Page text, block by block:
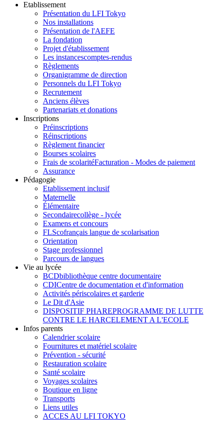
Etablissement
Présentation du LFI Tokyo
Nos installations
Présentation de l'AEFE
La fondation
Projet d'établissement
Les instancescomptes-rendus
Règlements
Organigramme de direction
Personnels du LFI Tokyo
Recrutement
Anciens élèves
Partenariats et donations
Inscriptions
Préinscriptions
Réinscriptions
Règlement financier
Bourses scolaires
Frais de scolaritéFacturation - Modes de paiement
Assurance
Pédagogie
Etablissement inclusif
Maternelle
Élémentaire
Secondairecollège - lycée
Examens et concours
FLScofrançais langue de scolarisation
Orientation
Stage professionnel
Parcours de langues
Vie au lycée
BCDbibliothèque centre documentaire
CDICentre de documentation et d'information
Activités périscolaires et garderie
Le Dit d'Asie
DISPOSITIF PHAREPROGRAMME DE LUTTE
CONTRE LE HARCELEMENT A L'ECOLE
Infos parents
Calendrier scolaire
Fournitures et matériel scolaire
Prévention - sécurité
Restauration scolaire
Santé scolaire
Voyages scolaires
Boutique en ligne
Transports
Liens utiles
ACCES AU LFI TOKYO